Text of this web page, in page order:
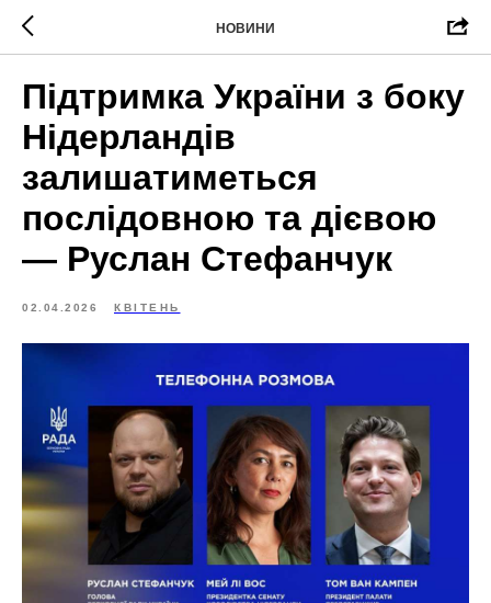
НОВИНИ
Підтримка України з боку
Нідерландів
залишатиметься
послідовною та дієвою
— Руслан Стефанчук
02.04.2026 КВІТЕНЬ